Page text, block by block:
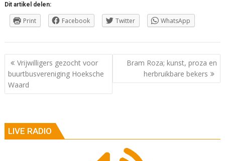
Dit artikel delen:
Print Facebook Twitter WhatsApp
Berichtnavigatie
Vrijwilligers gezocht voor
buurtbusvereniging Hoeksche
Waard
Bram Roza; kunst, proza en
herbruikbare bekers
LIVE RADIO